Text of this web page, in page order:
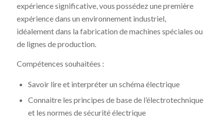
expérience significative, vous possédez une première
expérience dans un environnement industriel,
idéalement dans la fabrication de machines spéciales ou
de lignes de production.
Compétences souhaitées :
Savoir lire et interpréter un schéma électrique
Connaitre les principes de base de l’électrotechnique
et les normes de sécurité électrique